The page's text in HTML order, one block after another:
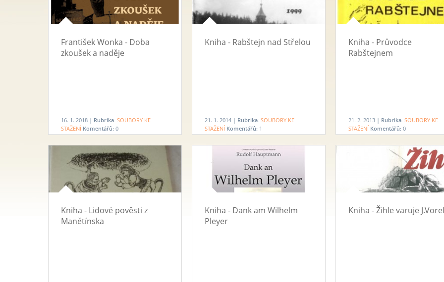
František Wonka - Doba
zkoušek a naděje
16. 1. 2018 | Rubrika: SOUBORY KE
STAŽENÍ Komentářů: 0
Kniha - Rabštejn nad Střelou
21. 1. 2014 | Rubrika: SOUBORY KE
STAŽENÍ Komentářů: 1
Kniha - Průvodce
Rabštejnem
21. 2. 2013 | Rubrika: SOUBORY KE
STAŽENÍ Komentářů: 0
Kniha - Lidové pověsti z
Manětínska
Kniha - Dank am Wilhelm
Pleyer
Kniha - Žihle varuje J.Vorel